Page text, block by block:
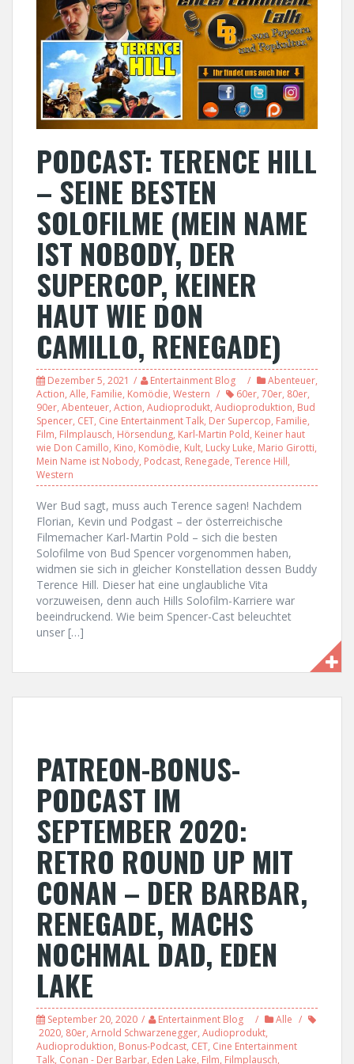
PODCAST: TERENCE HILL
– SEINE BESTEN
SOLOFILME (MEIN NAME
IST NOBODY, DER
SUPERCOP, KEINER
HAUT WIE DON
CAMILLO, RENEGADE)
Dezember 5, 2021 Entertainment Blog Abenteuer,
Action, Alle, Familie, Komödie, Western 60er, 70er, 80er,
90er, Abenteuer, Action, Audioprodukt, Audioproduktion, Bud
Spencer, CET, Cine Entertainment Talk, Der Supercop, Familie,
Film, Filmplausch, Hörsendung, Karl-Martin Pold, Keiner haut
wie Don Camillo, Kino, Komödie, Kult, Lucky Luke, Mario Girotti,
Mein Name ist Nobody, Podcast, Renegade, Terence Hill,
Western
Wer Bud sagt, muss auch Terence sagen! Nachdem
Florian, Kevin und Podgast – der österreichische
Filmemacher Karl-Martin Pold – sich die besten
Solofilme von Bud Spencer vorgenommen haben,
widmen sie sich in gleicher Konstellation dessen Buddy
Terence Hill. Dieser hat eine unglaubliche Vita
vorzuweisen, denn auch Hills Solofilm-Karriere war
beeindruckend. Wie beim Spencer-Cast beleuchtet
unser […]
PATREON-BONUS-
PODCAST IM
SEPTEMBER 2020:
RETRO ROUND UP MIT
CONAN – DER BARBAR,
RENEGADE, MACHS
NOCHMAL DAD, EDEN
LAKE
September 20, 2020 Entertainment Blog
Alle
2020, 80er, Arnold Schwarzenegger, Audioprodukt,
Audioproduktion, Bonus-Podcast, CET, Cine Entertainment
Talk, Conan - Der Barbar, Eden Lake, Film, Filmplausch,